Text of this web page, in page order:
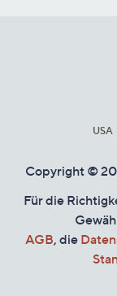
USA
Copyright ©
Für die
AGB, die